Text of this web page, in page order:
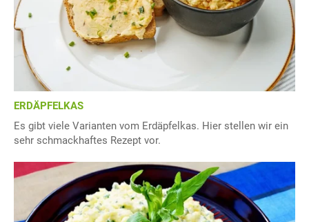
ERDÄPFELKAS
Es gibt viele Varianten vom Erdäpfelkas. Hier stellen wir ein
sehr schmackhaftes Rezept vor.